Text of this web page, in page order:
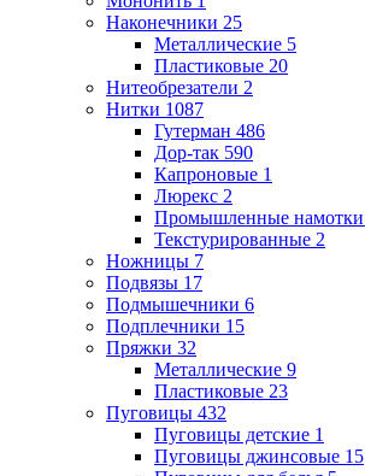
Наконечники 25
Металлические 5
Пластиковые 20
Нитеобрезатели 2
Нитки 1087
Гутерман 486
Дор-так 590
Капроновые 1
Люрекс 2
Промышленные намотки
Текстурированные 2
Ножницы 7
Подвязы 17
Подмышечники 6
Подплечники 15
Пряжки 32
Металлические 9
Пластиковые 23
Пуговицы 432
Пуговицы детские 1
Пуговицы джинсовые 15